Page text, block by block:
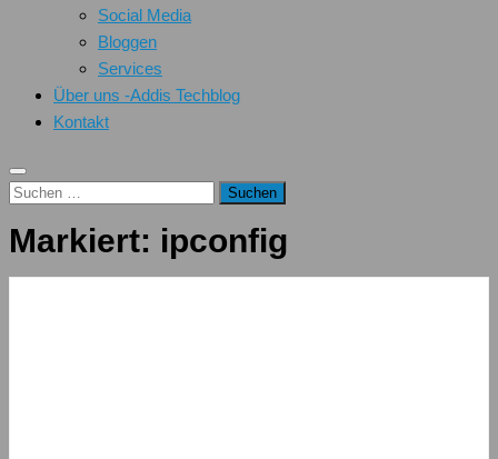
Social Media
Bloggen
Services
Über uns -Addis Techblog
Kontakt
Suchen
Markiert: ipconfig